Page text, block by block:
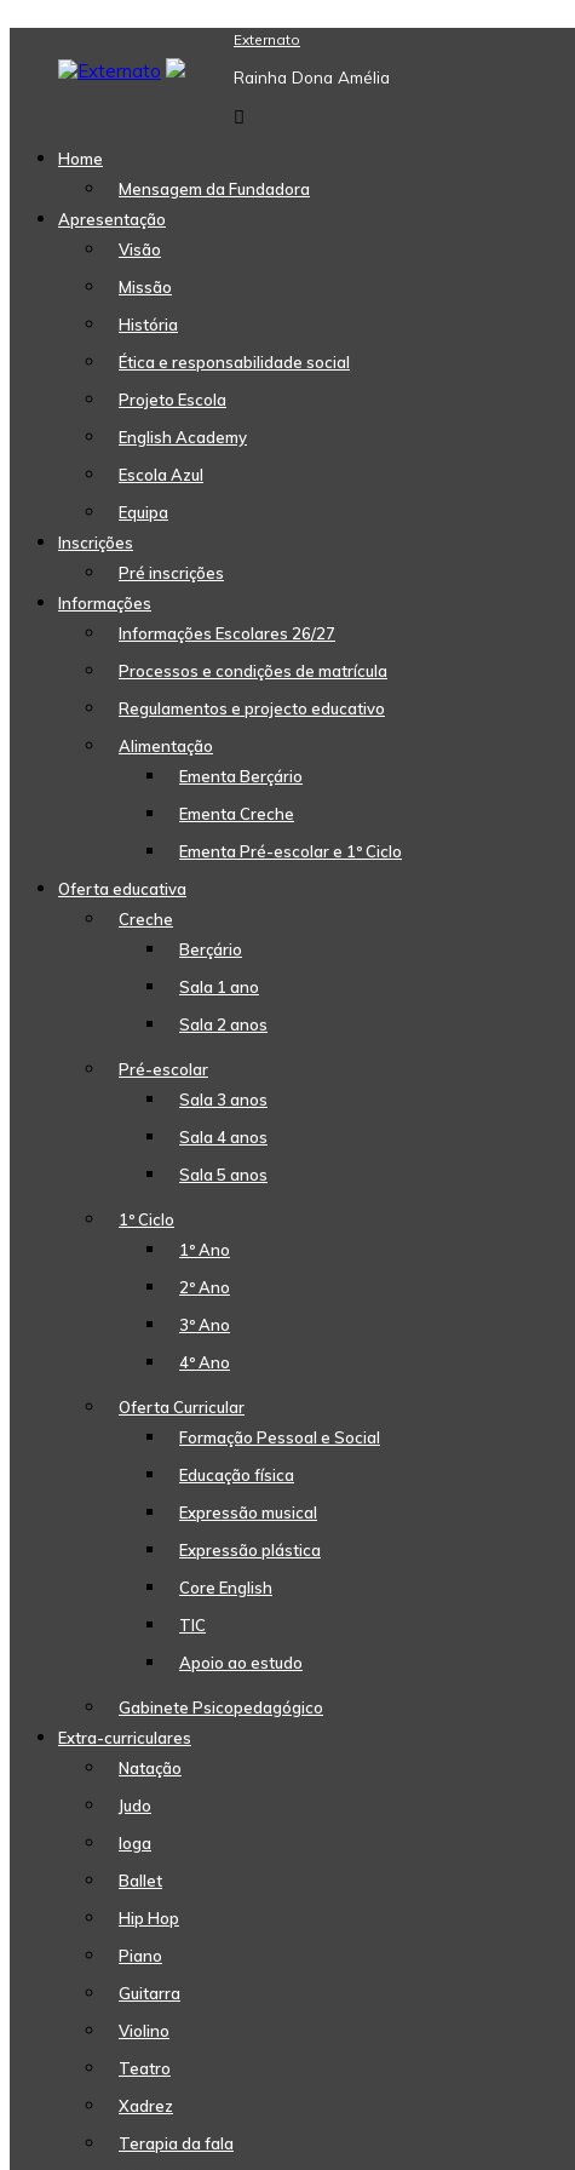
content
Externato
Rainha Dona Amélia
Home
Mensagem da Fundadora
Apresentação
Visão
Missão
História
Ética e responsabilidade social
Projeto Escola
English Academy
Escola Azul
Equipa
Inscrições
Pré inscrições
Informações
Informações Escolares 26/27
Processos e condições de matrícula
Regulamentos e projecto educativo
Alimentação
Ementa Berçário
Ementa Creche
Ementa Pré-escolar e 1º Ciclo
Oferta educativa
Creche
Berçário
Sala 1 ano
Sala 2 anos
Pré-escolar
Sala 3 anos
Sala 4 anos
Sala 5 anos
1º Ciclo
1º Ano
2º Ano
3º Ano
4º Ano
Oferta Curricular
Formação Pessoal e Social
Educação física
Expressão musical
Expressão plástica
Core English
TIC
Apoio ao estudo
Gabinete Psicopedagógico
Extra-curriculares
Natação
Judo
Ioga
Ballet
Hip Hop
Piano
Guitarra
Violino
Teatro
Xadrez
Terapia da fala